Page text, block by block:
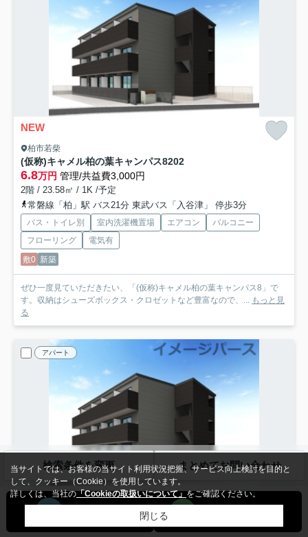
NEW
柏市若柴
(仮称)キャメル柏の葉キャンパス8202
6.8万円 管理/共益費3,000円
2階 / 23.58㎡ / 1K /予定
常磐線「柏」駅 バス21分 東武バス「入谷津」 停歩3分
バス・トイレ別 室内洗濯機置場 エアコン
バルコニー
フローリング
電気有
敷0 新築
ぜひ一度見ていただきたい、「(仮称)キャメル柏の葉キャンパス8」で
す。収納はシューズボックス・クロゼットなど豊富なので、...
もっと見
る
アパート
NEW
(仮称)キャメル柏の葉キャンパス8301
検索条件を変更 まとめてお問い合わせ
当サイトでは、お客様の当サイト利用状況把握、サービス向上検討を目的と
して、クッキー（Cookie）を使用しています。
詳しくは、当社の「Cookieの取扱いについて」をご確認ください。
閉じる